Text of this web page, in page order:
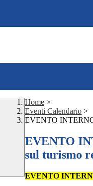
Home >
Eventi Calendario >
EVENTO
EVENTO
sul turismo
EVENTO